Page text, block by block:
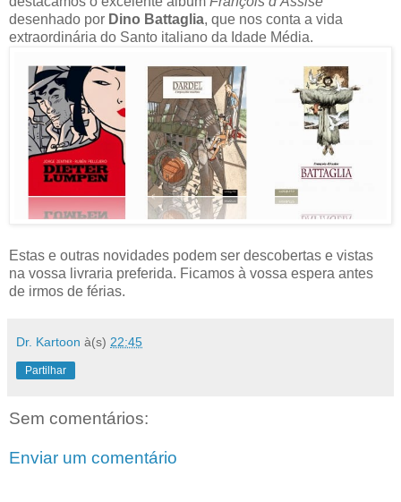
desenhado por Dino Battaglia, que nos conta a vida
extraordinária do Santo italiano da Idade Média.
Estas e outras novidades podem ser descobertas e vistas
na vossa livraria preferida. Ficamos à vossa espera antes
de irmos de férias.
Dr. Kartoon à(s) 22:45
Partilhar
Sem comentários:
Enviar um comentário